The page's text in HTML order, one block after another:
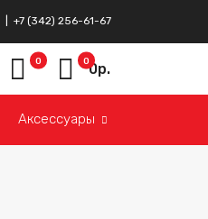
+7 (342) 256-61-67
0 00р.
Аксессуары